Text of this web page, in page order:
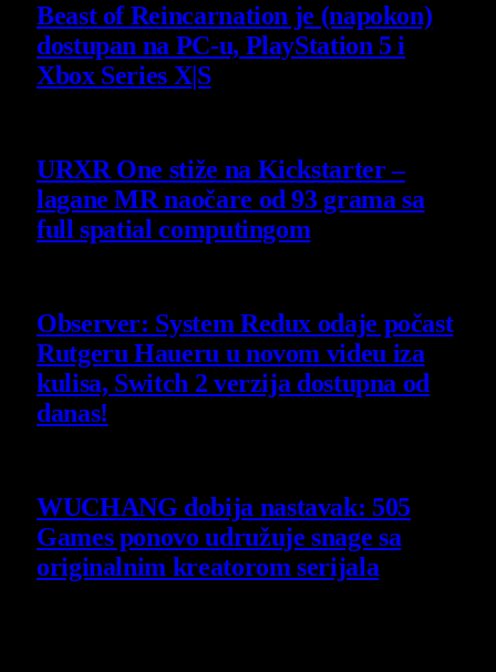
Beast of Reincarnation je (napokon)
dostupan na PC-u, PlayStation 5 i
Xbox Series X|S
URXR One stiže na Kickstarter –
lagane MR naočare od 93 grama sa
full spatial computingom
Observer: System Redux odaje počast
Rutgeru Haueru u novom videu iza
kulisa, Switch 2 verzija dostupna od
danas!
WUCHANG dobija nastavak: 505
Games ponovo udružuje snage sa
originalnim kreatorom serijala